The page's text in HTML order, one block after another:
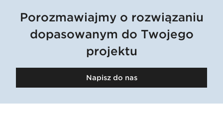
Porozmawiajmy o rozwiązaniu
dopasowanym do Twojego
projektu
Napisz do nas